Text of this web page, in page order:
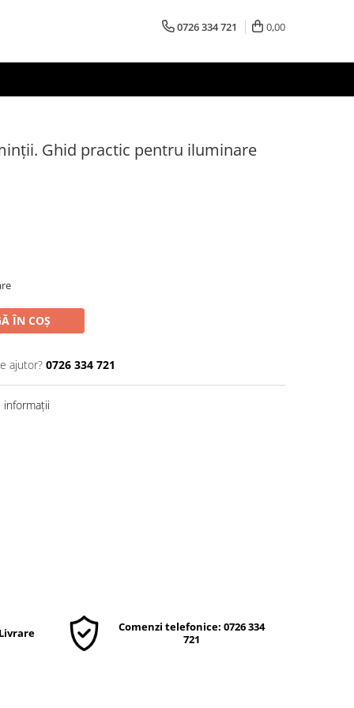
0726 334 721 0,00
Ghid practic pentru iluminare
ÎN COȘ
ajutor? 0726 334 721
Comenzi telefonice: 0726 334
721